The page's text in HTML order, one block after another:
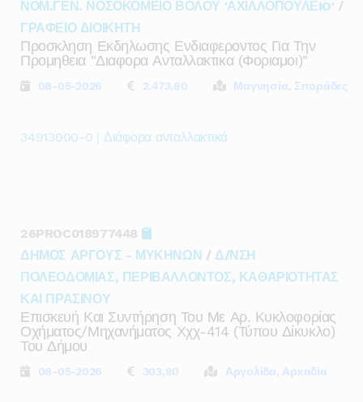
ΝΟΜ.ΓΕΝ. ΝΟΣΟΚΟΜΕΙΟ ΒΟΛΟΥ 'ΑΧΙΛΛΟΠΟΥΛΕIO' /
ΓΡΑΦΕΙΟ ΔΙΟΙΚΗΤΗ
Προσκληση Εκδηλωσης Ενδιαφεροντος Για Την
Προμηθεια "διαφορα Ανταλλακτικα (φοριαμοι)"
08-05-2026 2.473,80 Μαγνησία, Σποράδες
34913000-0 | Διάφορα ανταλλακτικά
26PROC018977448
ΔΗΜΟΣ ΑΡΓΟΥΣ - ΜΥΚΗΝΩΝ / Δ/ΝΣΗ
ΠΟΛΕΟΔΟΜΙΑΣ, ΠΕΡΙΒΑΛΛΟΝΤΟΣ, ΚΑΘΑΡΙΟΤΗΤΑΣ
ΚΑΙ ΠΡΑΣΙΝΟΥ
Επισκευή Και Συντήρηση Του Με Αρ. Κυκλοφορίας
Οχήματος/μηχανήματος Χχχ-414 (τύπου Δίκυκλο)
Του Δήμου
08-05-2026 303,80 Αργολίδα, Αρκαδία